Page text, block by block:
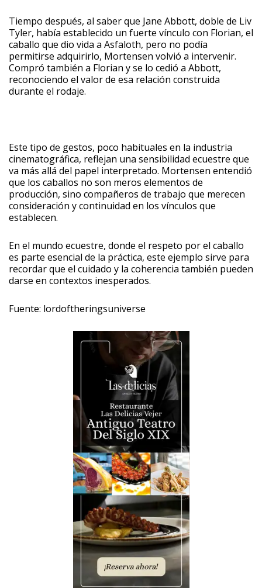
Tiempo después, al saber que Jane Abbott, doble de Liv
Tyler, había establecido un fuerte vínculo con Florian, el
caballo que dio vida a Asfaloth, pero no podía
permitirse adquirirlo, Mortensen volvió a intervenir.
Compró también a Florian y se lo cedió a Abbott,
reconociendo el valor de esa relación construida
durante el rodaje.
Este tipo de gestos, poco habituales en la industria
cinematográfica, reflejan una sensibilidad ecuestre que
va más allá del papel interpretado. Mortensen entendió
que los caballos no son meros elementos de
producción, sino compañeros de trabajo que merecen
consideración y continuidad en los vínculos que
establecen.
En el mundo ecuestre, donde el respeto por el caballo
es parte esencial de la práctica, este ejemplo sirve para
recordar que el cuidado y la coherencia también pueden
darse en contextos inesperados.
Fuente: lordoftheringsuniverse